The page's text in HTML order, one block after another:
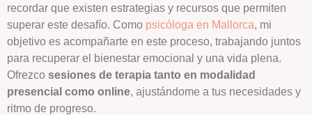
recordar que existen estrategias y recursos que permiten
superar este desafío. Como psicóloga en Mallorca, mi
objetivo es acompañarte en este proceso, trabajando juntos
para recuperar el bienestar emocional y una vida plena.
Ofrezco sesiones de terapia tanto en modalidad
presencial como online, ajustándome a tus necesidades y
ritmo de progreso.